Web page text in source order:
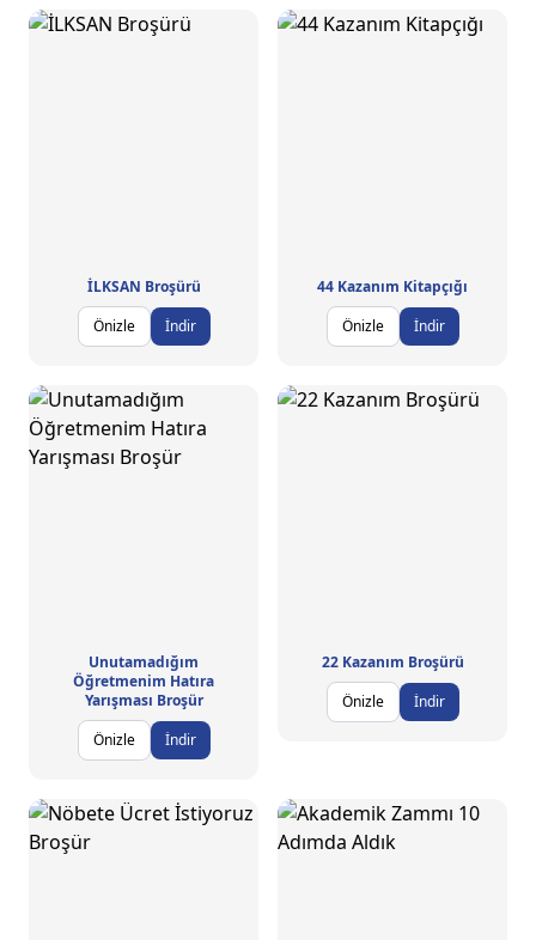
İLKSAN Broşürü
Önizle
İndir
44 Kazanım Kitapçığı
Önizle
İndir
Unutamadığım
Öğretmenim Hatıra
Yarışması Broşür
Önizle
İndir
22 Kazanım Broşürü
Önizle
İndir